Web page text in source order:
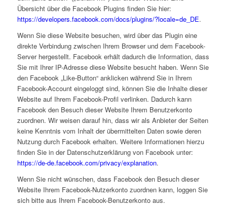
Übersicht über die Facebook Plugins finden Sie hier:
https://developers.facebook.com/docs/plugins/?locale=de_DE.
Wenn Sie diese Website besuchen, wird über das Plugin eine
direkte Verbindung zwischen Ihrem Browser und dem Facebook-
Server hergestellt. Facebook erhält dadurch die Information, dass
Sie mit Ihrer IP-Adresse diese Website besucht haben. Wenn Sie
den Facebook „Like-Button“ anklicken während Sie in Ihrem
Facebook-Account eingeloggt sind, können Sie die Inhalte dieser
Website auf Ihrem Facebook-Profil verlinken. Dadurch kann
Facebook den Besuch dieser Website Ihrem Benutzerkonto
zuordnen. Wir weisen darauf hin, dass wir als Anbieter der Seiten
keine Kenntnis vom Inhalt der übermittelten Daten sowie deren
Nutzung durch Facebook erhalten. Weitere Informationen hierzu
finden Sie in der Datenschutzerklärung von Facebook unter:
https://de-de.facebook.com/privacy/explanation.
Wenn Sie nicht wünschen, dass Facebook den Besuch dieser
Website Ihrem Facebook-Nutzerkonto zuordnen kann, loggen Sie
sich bitte aus Ihrem Facebook-Benutzerkonto aus.